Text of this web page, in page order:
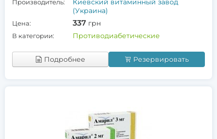
Производитель:
Киевский витаминный завод
(Украина)
Цена: 337 грн
В категории: Противодиабетические
Подробнее Резервировать